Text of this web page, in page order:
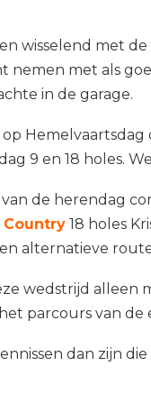
wisselend met
nemen met als
in de garage.
op
9 en 18 holes.
de herendag
Country 18 holes
alternatieve
wedstrijd alleen
parcours van de
dan zijn